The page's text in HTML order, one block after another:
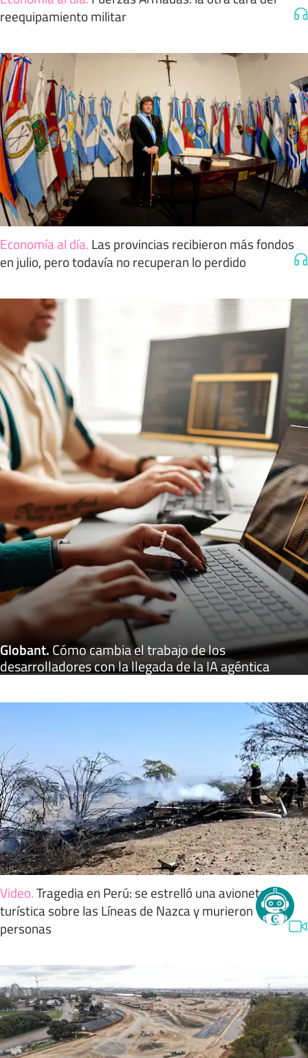
reequipamiento militar
Economía al día. Las provincias recibieron más fondos
en julio, pero todavía no recuperan lo perdido
Globant.Cómo cambia el trabajo de los
desarrolladores con la llegada de la IA agéntica
Video.Tragedia en Perú: se estrelló una avioneta
turística sobre las Líneas de Nazca y murieron 13
personas